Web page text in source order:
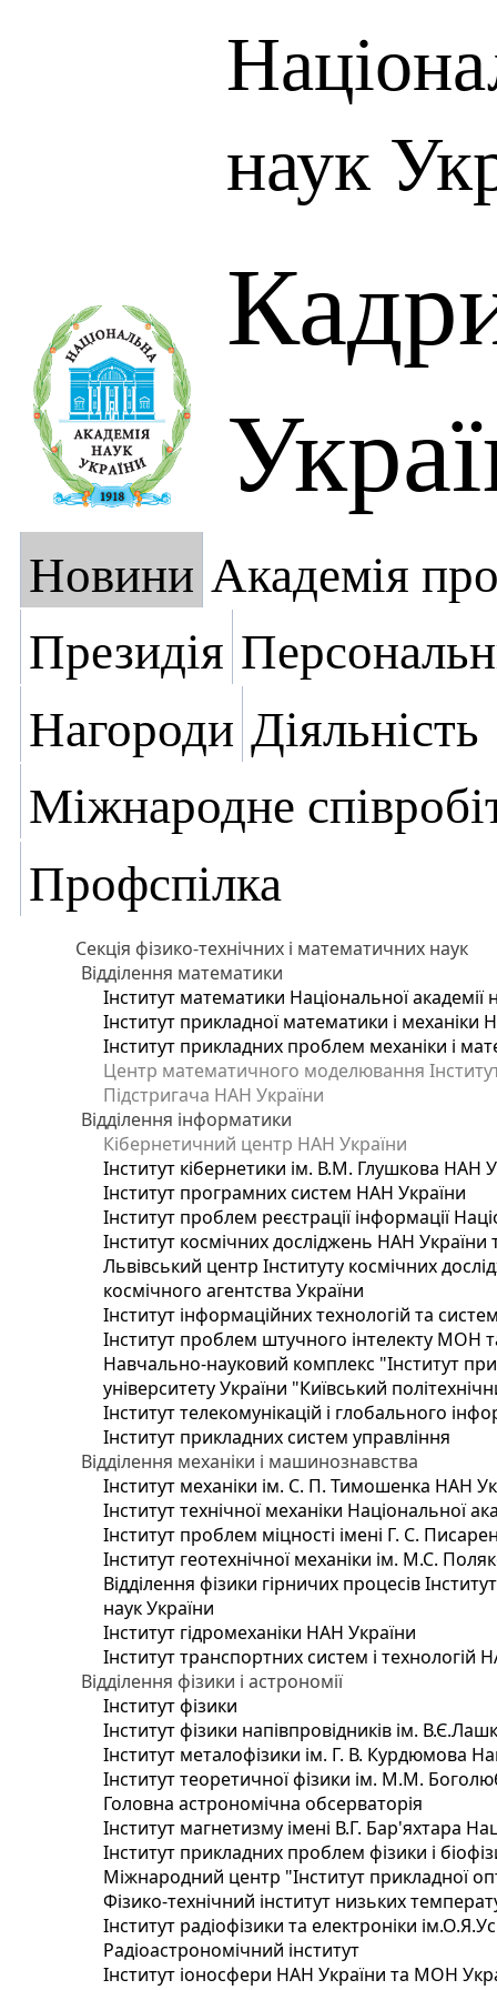
наук
Новини Академія
Президія
Нагороди Діяльність
Міжнародне
Профспілка
Секція фізико-технічних і математичних наук
Відділення математики
Інститут математики Національної академії
Інститут прикладної математики і механіки
Інститут прикладних проблем механіки і
Центр математичного моделювання
Підстригача НАН України
Відділення інформатики
Кібернетичний центр НАН України
Інститут кібернетики ім. В.М. Глушкова НАН
Інститут програмних систем НАН України
Інститут проблем реєстрації інформації
Інститут космічних досліджень НАН України
Львівський центр Інституту космічних
космічного агентства України
Інститут інформаційних технологій та
Інститут проблем штучного інтелекту МОН
Навчально-науковий комплекс "Інститут
університету України "Київський
Інститут телекомунікацій і глобального
Інститут прикладних систем управління
Відділення механіки і машинознавства
Інститут механіки ім. С. П. Тимошенка НАН
Інститут технічної механіки Національної
Інститут проблем міцності імені Г. С.
Інститут геотехнічної механіки ім. М.С.
Відділення фізики гірничих процесів
наук України
Інститут гідромеханіки НАН України
Інститут транспортних систем і технологій
Відділення фізики і астрономії
Інститут фізики
Інститут фізики напівпровідників ім.
Інститут металофізики ім. Г. В. Курдюмова
Інститут теоретичної фізики ім. М.М.
Головна астрономічна обсерваторія
Інститут магнетизму імені В.Г. Бар'яхтара
Інститут прикладних проблем фізики і
Міжнародний центр "Інститут прикладної
Фізико-технічний інститут низьких
Інститут радіофізики та електроніки
Радіоастрономічний інститут
Інститут іоносфери НАН України та МОН